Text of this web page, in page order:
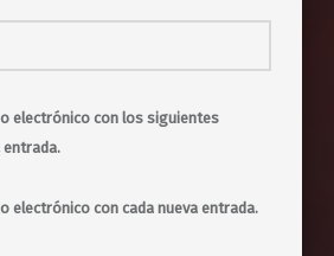
electrónico con los siguientes
electrónico con cada nueva entrada.